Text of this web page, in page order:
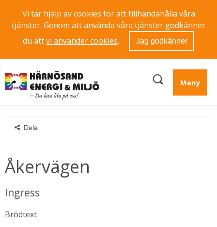
Vi tar hjälp av cookies för att tillhandahålla våra
tjänster. Genom att använda våra tjänster godkänner
du attvi använder cookies. Jag godkänner
Meny
Dela
Åkervägen
Ingress
Brödtext